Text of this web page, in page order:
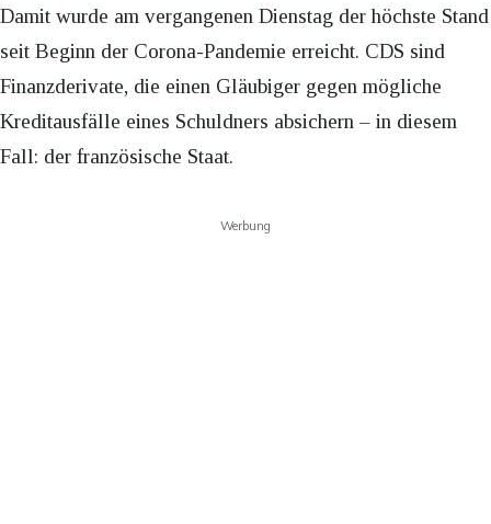
Damit wurde am vergangenen Dienstag der höchste Stand
seit Beginn der Corona-Pandemie erreicht. CDS sind
Finanzderivate, die einen Gläubiger gegen mögliche
Kreditausfälle eines Schuldners absichern – in diesem
Fall: der französische Staat.
Werbung